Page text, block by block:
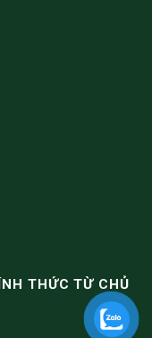
THỨC TỪ CHỦ